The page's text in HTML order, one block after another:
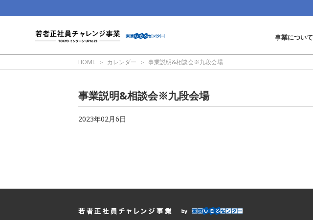
事業について
HOME カレンダー 事業説明&相談会※九段会場
事業説明&相談会※九段会場
2023年02月6日